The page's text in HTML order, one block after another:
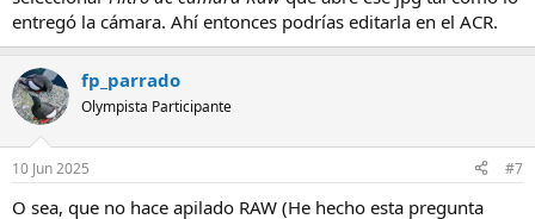
entregó la cámara. Ahí entonces podrías editarla en el ACR.
fp_parrado
Olympista Participante
10 Jun 2025 #7
O sea, que no hace apilado RAW (He hecho esta pregunta